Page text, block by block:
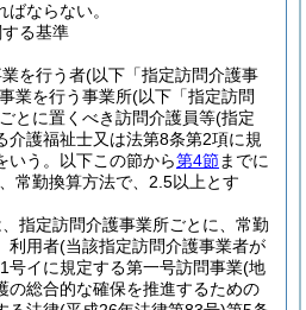
ならない。
る基準
を行う者(以下「指定訪問介護事
業を行う事業所(以下「指定訪問
ごとに置くべき訪問介護員等(指定
介護福祉士又は法第8条第2項に規
いう。以下この節から第4節までに
常勤換算方法で、2.5以上とす
指定訪問介護事業所ごとに、常勤
利用者(当該指定訪問介護事業者が
号イに規定する第一号訪問事業(地
の総合的な確保を推進するための